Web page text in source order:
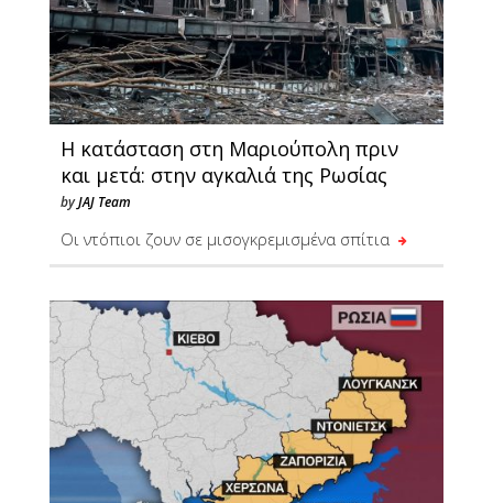
Η κατάσταση στη Μαριούπολη πριν
και μετά: στην αγκαλιά της Ρωσίας
byJAJ Team
Οι ντόπιοι ζουν σε μισογκρεμισμένα σπίτια